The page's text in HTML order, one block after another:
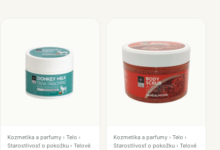
Kozmetika a parfumy › Telo ›
Starostlivosť o pokožku › Telové
Kozmetika a parfumy › Telo ›
Starostlivosť o pokožku › Telové